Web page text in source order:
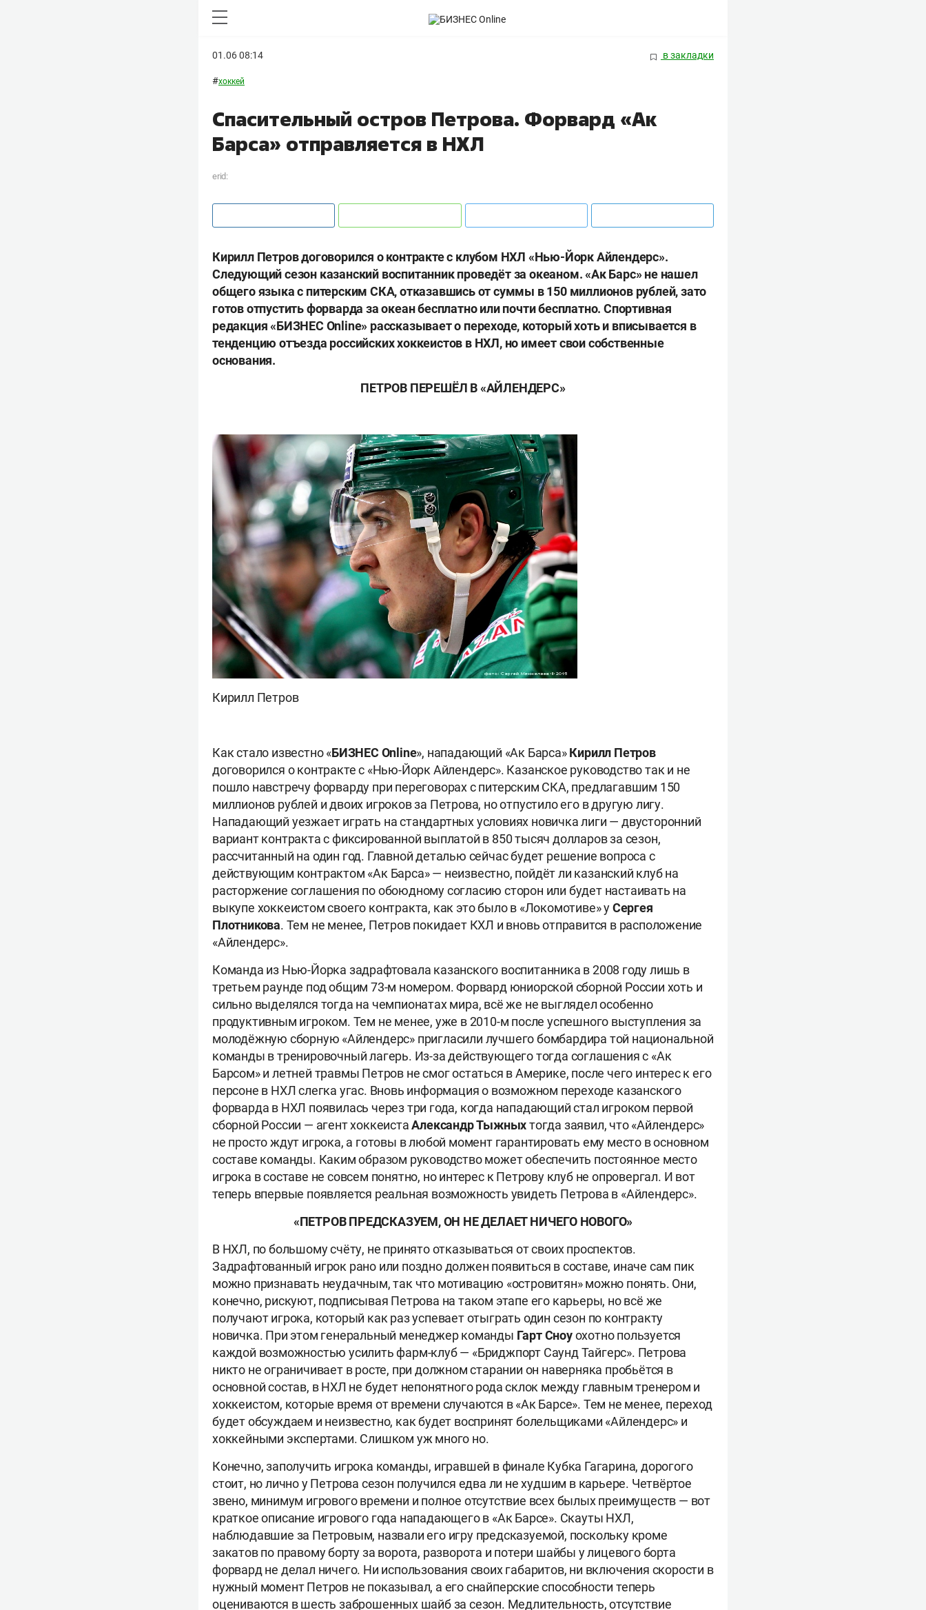
01.06 08:14 в закладки
#хоккей
Спасительный остров Петрова. Форвард «Ак
Барса» отправляется в НХЛ
erid:
Кирилл Петров договорился о контракте с клубом НХЛ «Нью-Йорк Айлендерс».
Следующий сезон казанский воспитанник проведёт за океаном. «Ак Барс» не нашел
общего языка с питерским СКА, отказавшись от суммы в 150 миллионов рублей, зато
готов отпустить форварда за океан бесплатно или почти бесплатно. Спортивная
редакция «БИЗНЕС Online» рассказывает о переходе, который хоть и вписывается в
тенденцию отъезда российских хоккеистов в НХЛ, но имеет свои собственные
основания.
ПЕТРОВ ПЕРЕШЁЛ В «АЙЛЕНДЕРС»
Кирилл Петров
Как стало известно «БИЗНЕС Online», нападающий «Ак Барса»Кирилл Петров
договорился о контракте с «Нью-Йорк Айлендерс». Казанское руководство так и не
пошло навстречу форварду при переговорах с питерским СКА, предлагавшим 150
миллионов рублей и двоих игроков за Петрова, но отпустило его в другую лигу.
Нападающий уезжает играть на стандартных условиях новичка лиги — двусторонний
вариант контракта с фиксированной выплатой в 850 тысяч долларов за сезон,
рассчитанный на один год. Главной деталью сейчас будет решение вопроса с
действующим контрактом «Ак Барса» — неизвестно, пойдёт ли казанский клуб на
расторжение соглашения по обоюдному согласию сторон или будет настаивать на
выкупе хоккеистом своего контракта, как это было в «Локомотиве» уСергея
Плотникова. Тем не менее, Петров покидает КХЛ и вновь отправится в расположение
«Айлендерс».
Команда из Нью-Йорка задрафтовала казанского воспитанника в 2008 году лишь в
третьем раунде под общим 73-м номером. Форвард юниорской сборной России хоть и
сильно выделялся тогда на чемпионатах мира, всё же не выглядел особенно
продуктивным игроком. Тем не менее, уже в 2010-м после успешного выступления за
молодёжную сборную «Айлендерс» пригласили лучшего бомбардира той национальной
команды в тренировочный лагерь. Из-за действующего тогда соглашения с «Ак
Барсом» и летней травмы Петров не смог остаться в Америке, после чего интерес к его
персоне в НХЛ слегка угас. Вновь информация о возможном переходе казанского
форварда в НХЛ появилась через три года, когда нападающий стал игроком первой
сборной России — агент хоккеистаАлександрТыжныхтогда заявил, что «Айлендерс»
не просто ждут игрока, а готовы в любой момент гарантировать ему место в основном
составе команды. Каким образом руководство может обеспечить постоянное место
игрока в составе не совсем понятно, но интерес к Петрову клуб не опровергал. И вот
теперь впервые появляется реальная возможность увидеть Петрова в «Айлендерс».
«ПЕТРОВ ПРЕДСКАЗУЕМ, ОН НЕ ДЕЛАЕТ НИЧЕГО НОВОГО»
В НХЛ, по большому счёту, не принято отказываться от своих проспектов.
Задрафтованный игрок рано или поздно должен появиться в составе, иначе сам пик
можно признавать неудачным, так что мотивацию «островитян» можно понять. Они,
конечно, рискуют, подписывая Петрова на таком этапе его карьеры, но всё же
получают игрока, который как раз успевает отыграть один сезон по контракту
новичка. При этом генеральный менеджер команды ГартСноуохотно пользуется
каждой возможностью усилить фарм-клуб — «Бриджпорт Саунд Тайгерс». Петрова
никто не ограничивает в росте, при должном старании он наверняка пробьётся в
основной состав, в НХЛ не будет непонятного рода склок между главным тренером и
хоккеистом, которые время от времени случаются в «Ак Барсе». Тем не менее, переход
будет обсуждаем и неизвестно, как будет воспринят болельщиками «Айлендерс» и
хоккейными экспертами. Слишком уж много но.
Конечно, заполучить игрока команды, игравшей в финале Кубка Гагарина, дорогого
стоит, но лично у Петрова сезон получился едва ли не худшим в карьере. Четвёртое
звено, минимум игрового времени и полное отсутствие всех былых преимуществ — вот
краткое описание игрового года нападающего в «Ак Барсе». Скауты НХЛ,
наблюдавшие за Петровым, назвали его игру предсказуемой, поскольку кроме
закатов по правому борту за ворота, разворота и потери шайбы у лицевого борта
форвард не делал ничего. Ни использования своих габаритов, ни включения скорости в
нужный момент Петров не показывал, а его снайперские способности теперь
оцениваются в шесть заброшенных шайб за сезон. Медлительность, отсутствие